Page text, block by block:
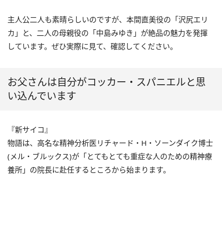
主人公二人も素晴らしいのですが、本間直美役の「沢尻エリ
カ」と、二人の母親役の「中島みゆき」が絶品の魅力を発揮
しています。ぜひ実際に見て、確認してください。
お父さんは自分がコッカー・スパニエルと思
い込んでいます
『新サイコ』
物語は、高名な精神分析医リチャード・H・ソーンダイク博士
(メル・ブルックス)が「とてもとても重症な人のための精神療
養所」の院長に赴任するところから始まります。